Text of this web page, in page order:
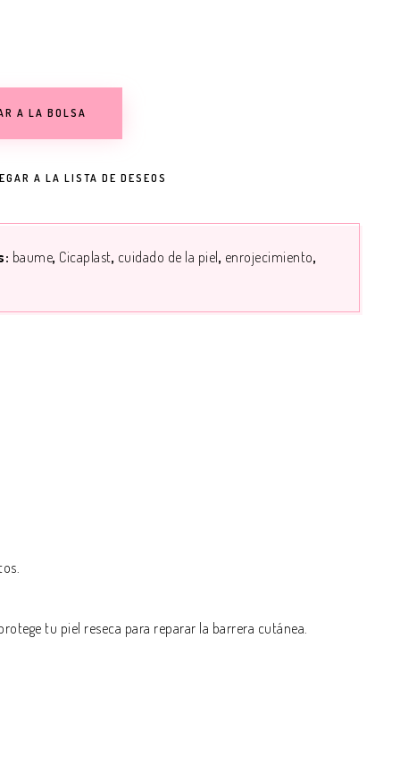
A LA BOLSA
A LA LISTA DE DESEOS
baume Cicaplast cuidado de la piel enrojecimiento
tu piel reseca para reparar la barrera cutánea.